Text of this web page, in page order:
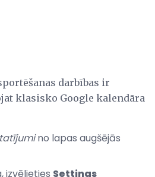
darbības ir
klasisko Google kalendāra
no lapas augšējās
izvēlieties Settings